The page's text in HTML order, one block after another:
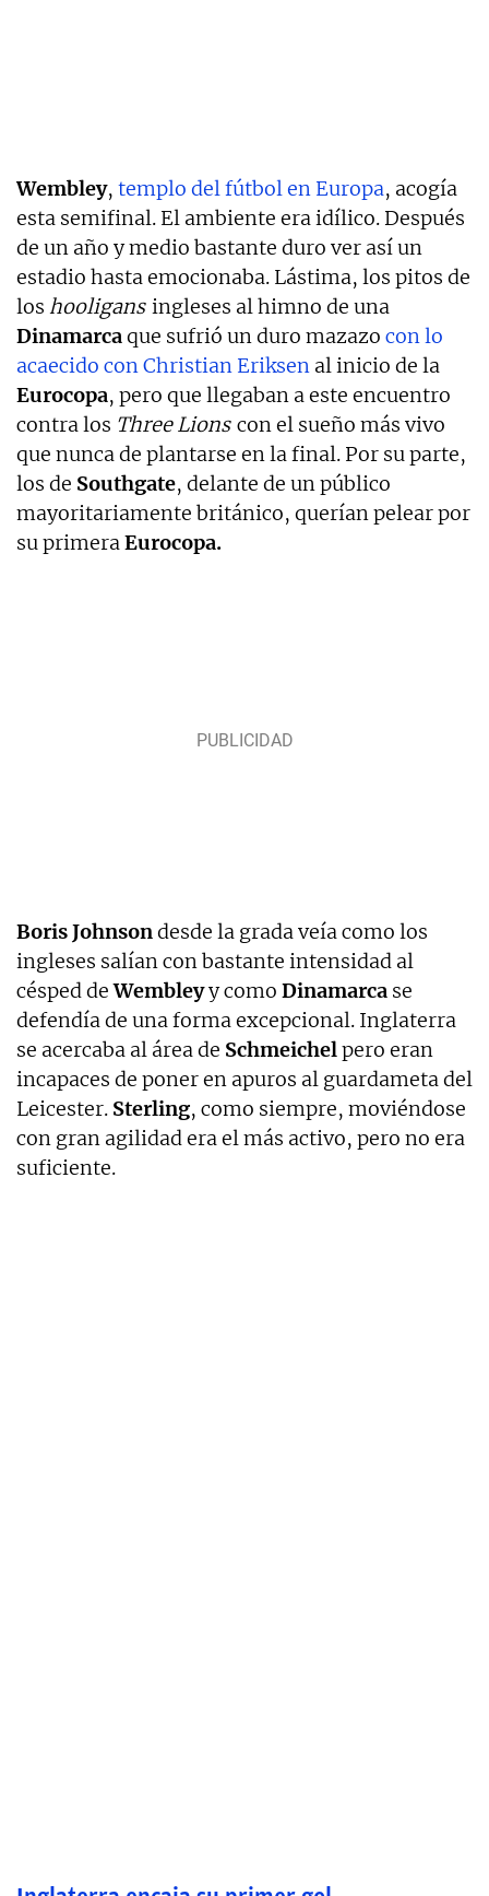
Wembley, templo del fútbol en Europa, acogía
esta semifinal. El ambiente era idílico. Después
de un año y medio bastante duro ver así un
estadio hasta emocionaba. Lástima, los pitos de
los hooligans ingleses al himno de una
Dinamarcaque sufrió un duro mazazo con lo
acaecido con Christian Eriksen al inicio de la
Eurocopa, pero que llegaban a este encuentro
contra los Three Lions con el sueño más vivo
que nunca de plantarse en la final. Por su parte,
los de Southgate, delante de un público
mayoritariamente británico, querían pelear por
su primeraEurocopa.
Boris Johnsondesde la grada veía como los
ingleses salían con bastante intensidad al
césped deWembleyy como Dinamarca se
defendía de una forma excepcional. Inglaterra
se acercaba al área de Schmeichelpero eran
incapaces de poner en apuros al guardameta del
Leicester. Sterling, como siempre, moviéndose
con gran agilidad era el más activo, pero no era
suficiente.